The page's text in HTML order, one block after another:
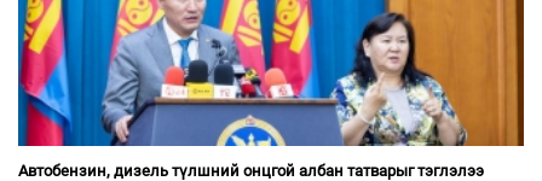
Автобензин, дизель түлшний онцгой албан татварыг тэглэлээ